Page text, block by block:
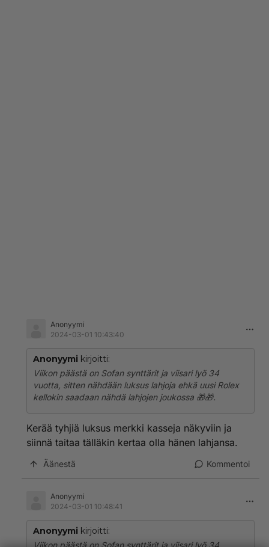
Anonyymi
2024-03-01 10:43:40
Anonyymi kirjoitti:
Viikon päästä on Sofan synttärit ja viisari lyö 34
vuotta, sitten nähdään luksus lahjoja ehkä uusi Rolex
kellokin saadaan nähdä lahjojen joukossa 🎁🎁.
Kerää tyhjiä luksus merkki kasseja näkyviin ja
siinnä taitaa tälläkin kertaa olla hänen lahjansa.
Äänestä Kommentoi
Anonyymi
2024-03-01 10:48:41
Anonyymi kirjoitti:
Viikon päästä on Sofan synttärit ja viisari lyö 34